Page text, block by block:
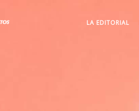
LA EDITORIAL